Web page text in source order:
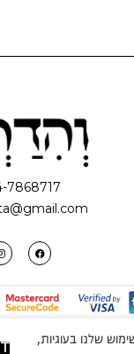
7868717
שלנו בעוגיות,